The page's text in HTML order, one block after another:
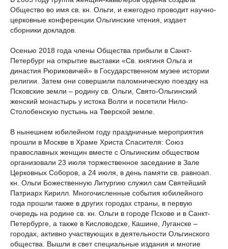
Общество во имя св. кн. Ольги, и ежегодно проводит научно-
церковные конференции Ольгинские чтения, издает
сборники докладов.
Осенью 2018 года члены Общества прибыли в Санкт-
Петербург на открытие выставки «Св. княгиня Ольга и
династия Рюриковичей» в Государственном музее истории
религии. Затем они совершили паломническую поездку на
Псковские земли – родину св. Ольги, Свято-Ольгинский
женский монастырь у истока Волги и посетили Нило-
Столобенскую пустынь на Тверской земле.
В нынешнем юбилейном году праздничные мероприятия
прошли в Москве в Храме Христа Спасителя: Союз
православных женщин вместе с Ольгинским обществом
организовали 23 июля торжественное заседание в Зале
Церковных Соборов, а 24 июля, в день памяти св. равноап.
кн. Ольги Божественную Литургию служил сам Святейший
Патриарх Кирилл. Многочисленные события юбилейного
года прошли также в других городах страны, в первую
очередь на родине св. кн. Ольги в городе Пскове и в Санкт-
Петербурге, а также в Кисловодске, Кашине, Луганске –
городах, активно участвующих в деятельности Ольгинского
общества. Вышли в свет специальные издания и многие